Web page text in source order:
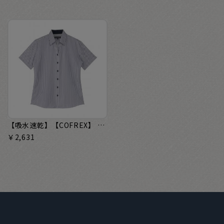
【吸水速乾】【COFREX】 スキッパー 半袖 形態安定 レディースシャツ
￥2,631